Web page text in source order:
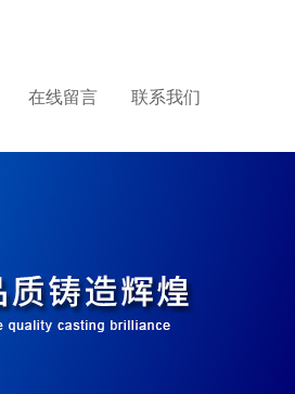
在线留言 联系我们